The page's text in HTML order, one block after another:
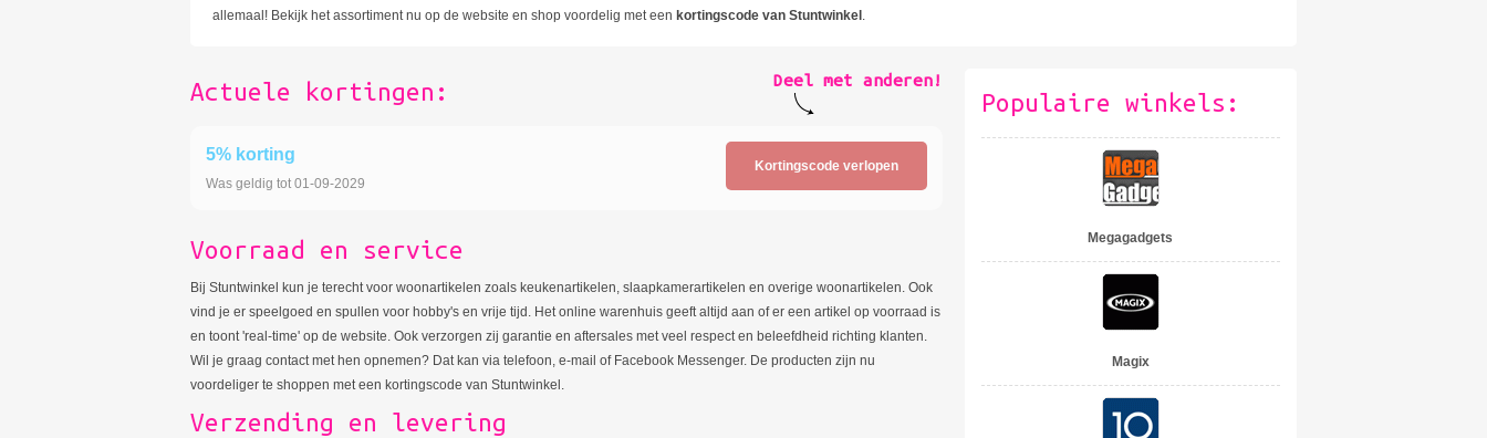
allemaal! Bekijk het assortiment nu op de website en shop voordelig met een kortingscode van Stuntwinkel .
Actuele kortingen: Deel met anderen!
5% korting
Kortingscode verlopen
Was geldig tot 01-09-2029
Voorraad en service
Bij Stuntwinkel kun je terecht voor woonartikelen zoals keukenartikelen, slaapkamerartikelen en overige woonartikelen. Ook
vind je er speelgoed en spullen voor hobby's en vrije tijd. Het online warenhuis geeft altijd aan of er een artikel op voorraad is
en toont 'real-time' op de website. Ook verzorgen zij garantie en aftersales met veel respect en beleefdheid richting klanten.
Wil je graag contact met hen opnemen? Dat kan via telefoon, e-mail of Facebook Messenger. De producten zijn nu
voordeliger te shoppen met een kortingscode van Stuntwinkel.
Verzending en levering
Populaire winkels:
Megagadgets
Magix